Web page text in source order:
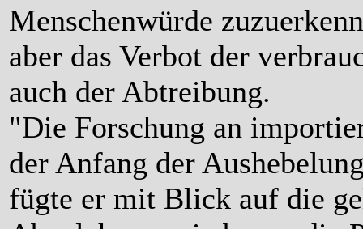
Menschenwürde
aber das Verbot der
auch der Abtreibung.
"Die Forschung an
der Anfang der
fügte er mit Blick auf die